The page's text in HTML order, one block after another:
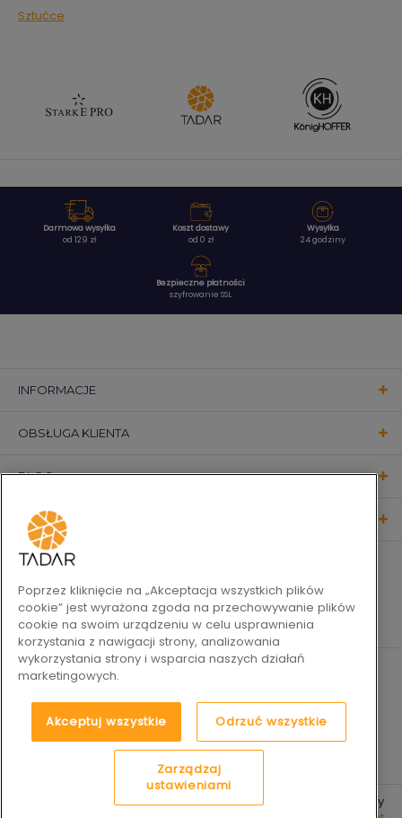
Sztućce
Darmowa wysyłka
od 129 zł
Koszt dostawy
od 0 zł
Wysyłka
24 godziny
Bezpieczne płatności
szyfrowanie SSL
INFORMACJE
OBSŁUGA KLIENTA
BLOG
KONTAKT
2019-2026 © Tadar Codzienne
Platforma e-commerce by
Poprzez kliknięcie na „Akceptacja wszystkich plików
cookie” jest wyrażona zgoda na przechowywanie plików
cookie na swoim urządzeniu w celu usprawnienia
korzystania z nawigacji strony, analizowania
wykorzystania strony i wsparcia naszych działań
marketingowych.
Akceptuj wszystkie Odrzuć wszystkie
Zarządzaj
ustawieniami